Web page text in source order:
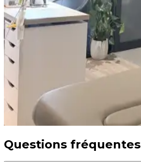
Questions fréquentes